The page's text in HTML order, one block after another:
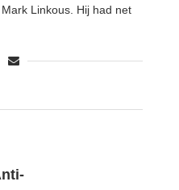
Linkous. Hij had net